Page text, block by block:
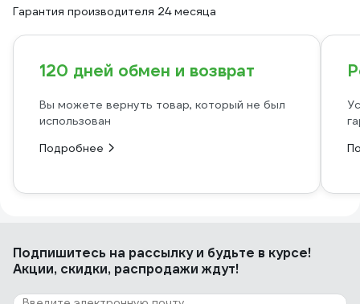
Гарантия производителя 24 месяца
120 дней обмен и возврат
Вы можете вернуть товар, который не был
использован
Подробнее
Подпишитесь на рассылкуи будьте в курсе!
Акции, скидки, распродажи ждут!